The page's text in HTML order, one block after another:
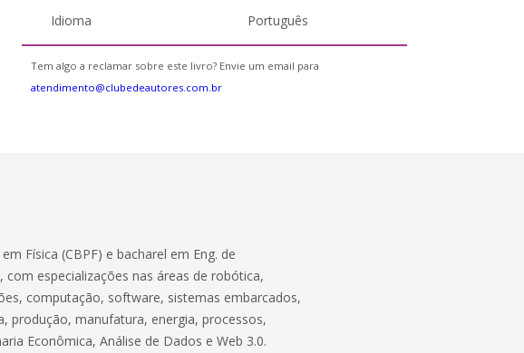
Idioma Português
Tem algo a reclamar sobre este livro? Envie um email para
atendimento@clubedeautores.com.br
Física (CBPF) e bacharel em Eng. de
especializações nas áreas de robótica,
computação, software, sistemas embarcados,
produção, manufatura, energia, processos,
Econômica, Análise de Dados e Web 3.0.